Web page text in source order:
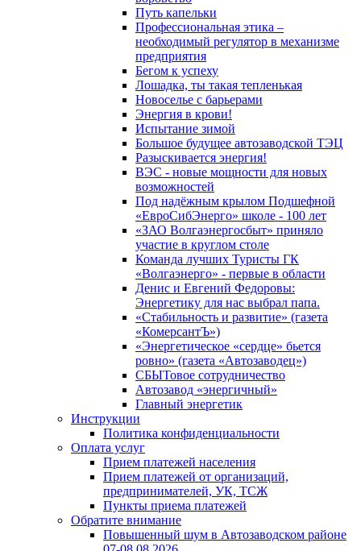
Путь капельки
Профессиональная этика –
необходимый регулятор в механизме
предприятия
Бегом к успеху
Лошадка, ты такая тепленькая
Новоселье с барьерами
Энергия в крови!
Испытание зимой
Большое будущее автозаводской ТЭЦ
Разыскивается энергия!
ВЭС - новые мощности для новых
возможностей
Под надёжным крылом Подшефной
«ЕвроСибЭнерго» школе - 100 лет
«ЗАО Волгаэнергосбыт» приняло
участие в круглом столе
Команда лучших Туристы ГК
«Волгаэнерго» - первые в области
Денис и Евгений Федоровы:
Энергетику для нас выбрал папа.
«Стабильность и развитие» (газета
«КомерсантЪ»)
«Энергетическое «сердце» бьется
ровно» (газета «Автозаводец»)
СБЫТовое сотрудничество
Автозавод «энергичный»
Главный энергетик
Инструкции
Политика конфиденциальности
Оплата услуг
Прием платежей населения
Прием платежей от организаций,
предпринимателей, УК, ТСЖ
Пункты приема платежей
Обратите внимание
Повышенный шум в Автозаводском районе